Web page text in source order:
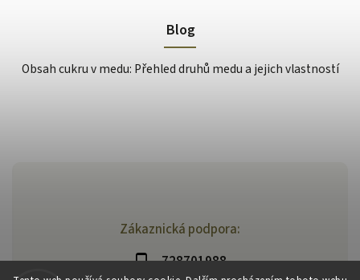
Zákaznická podpora:
728701988
Blog
Obsah cukru v medu: Přehled druhů medu a jejich vlastností